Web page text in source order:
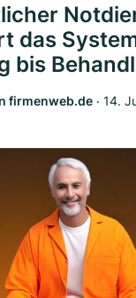
das
bis
firmenweb.de ‧ 14.